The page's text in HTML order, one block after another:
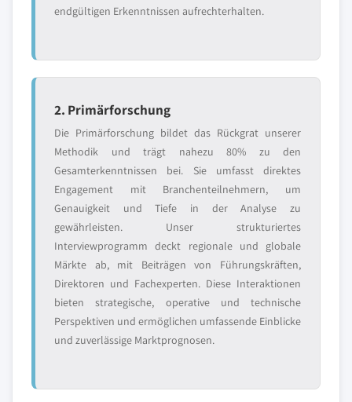
endgültigen Erkenntnissen aufrechterhalten.
2. Primärforschung
Die Primärforschung bildet das Rückgrat unserer
Methodik und trägt nahezu 80% zu den
Gesamterkenntnissen bei. Sie umfasst direktes
Engagement mit Branchenteilnehmern, um
Genauigkeit und Tiefe in der Analyse zu
gewährleisten. Unser strukturiertes
Interviewprogramm deckt regionale und globale
Märkte ab, mit Beiträgen von Führungskräften,
Direktoren und Fachexperten. Diese Interaktionen
bieten strategische, operative und technische
Perspektiven und ermöglichen umfassende Einblicke
und zuverlässige Marktprognosen.